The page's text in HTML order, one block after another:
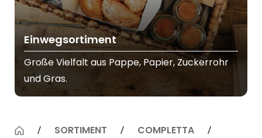
Einwegsortiment
Große Vielfalt aus Pappe, Papier, Zuckerrohr
und Gras.
SORTIMENT COMPLETTA